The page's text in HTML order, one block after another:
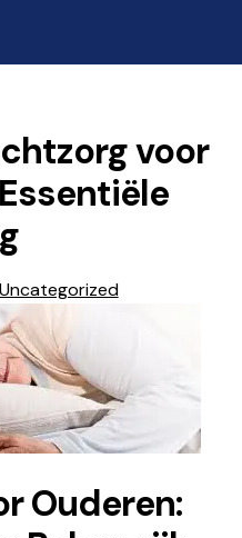
voor
Categorie:
Uncategorized
Ouderen: